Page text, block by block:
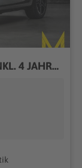
Smart forfour EQ pulse PREMIUM INKL. 4 JAHRE CERTIFIED...